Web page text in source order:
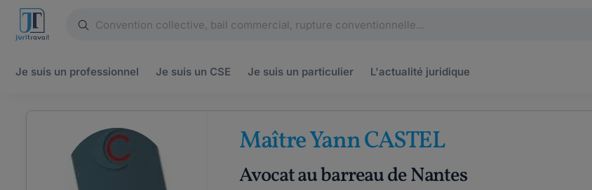
Je suis un professionnel Je suis un CSE Je suis un particulier L'actualité juridique
Maître Yann CASTEL
Avocat au barreau de Nantes